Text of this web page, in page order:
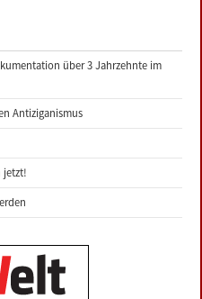
über 3 Jahrzehnte im
Antiziganismus
jetzt!